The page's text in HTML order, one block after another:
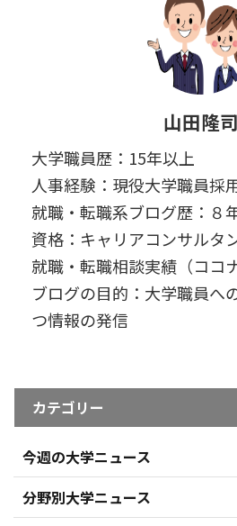
山田隆司
大学職員歴：15年以上
人事経験：現役大学職員採
就職・転職系ブログ歴：８
資格：キャリアコンサルタ
就職・転職相談実績（ココ
ブログの目的：大学職員へ
つ情報の発信
カテゴリー
今週の大学ニュース
分野別大学ニュース